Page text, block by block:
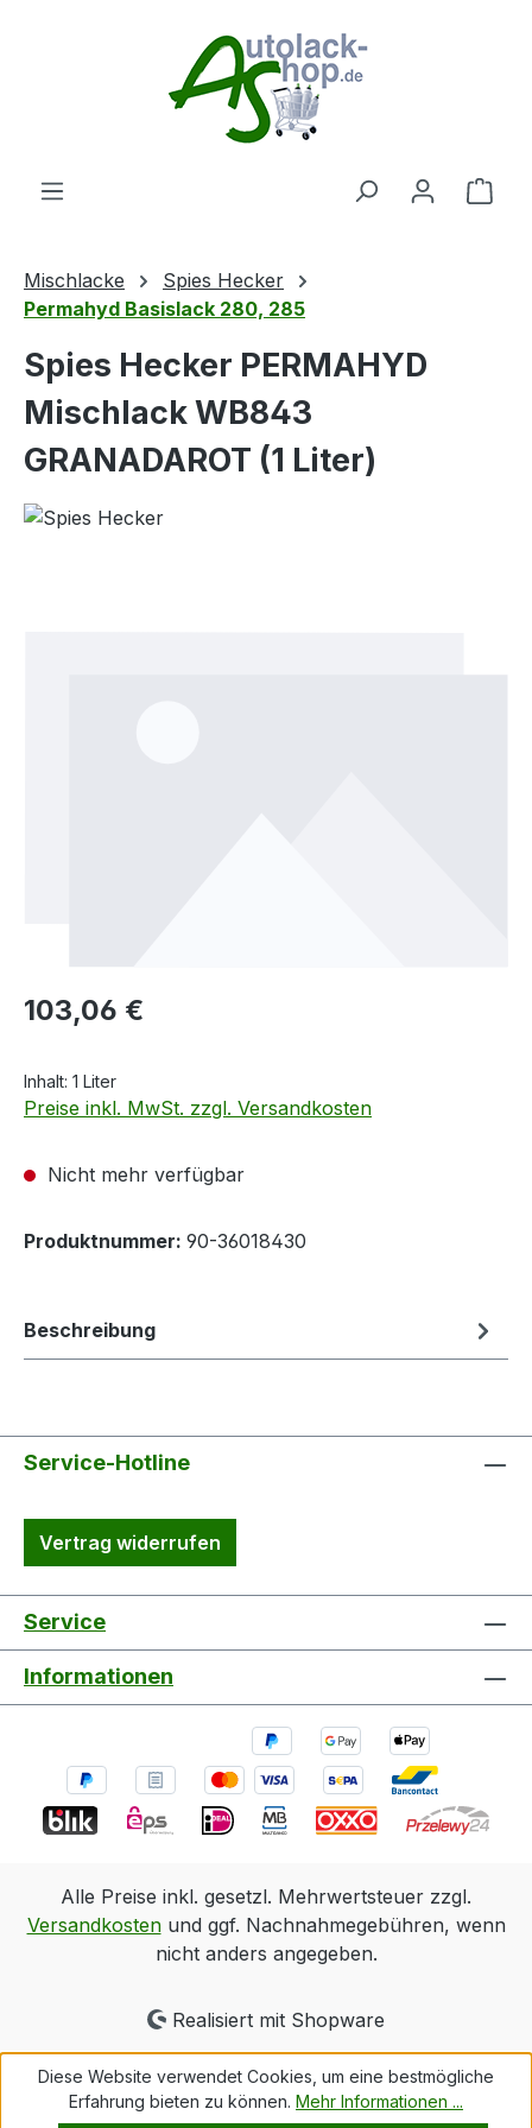
Mischlacke
Spies Hecker
Permahyd Basislack 280, 285
Spies Hecker PERMAHYD
Mischlack WB843
GRANADAROT (1 Liter)
Regulärer Preis:
103,06 €
Inhalt: 1 Liter
Preise inkl. MwSt. zzgl. Versandkosten
Nicht mehr verfügbar
Produktnummer: 90-36018430
Beschreibung
Service-Hotline
Vertrag widerrufen
Service
Informationen
Alle Preise inkl. gesetzl. Mehrwertsteuer zzgl.
Versandkostenund ggf. Nachnahmegebühren, wenn
nicht anders angegeben.
Realisiert mit Shopware
Diese Website verwendet Cookies, um eine bestmögliche
Erfahrung bieten zu können. Mehr Informationen ...